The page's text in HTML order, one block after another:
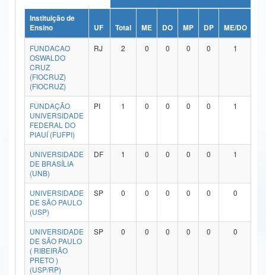
Ministério da Ciência, Tecnologia, Inovações e Comunicações
Ministério do Meio Ambiente
Ministério do Turismo
Ministério do Desenvolvimento Regional
Controladoria-Geral da União
Ministério da Mulher, da Família e dos Direitos Humanos
Secretaria-Geral
Secretaria de Governo
Gabinete de Segurança Institucional
Advocacia-Geral da União
Banco Central do Brasil
Instituição de
Ensino
UF Total ME DO MP DP ME/DO
FUNDACAO
OSWALDO
CRUZ
(FIOCRUZ)
(FIOCRUZ)
RJ 2 0 0 0 0 1
FUNDAÇÃO
UNIVERSIDADE
FEDERAL DO
PIAUÍ (FUFPI)
PI 1 0 0 0 0 1
UNIVERSIDADE
DE BRASÍLIA
(UNB)
DF 1 0 0 0 0 1
UNIVERSIDADE
DE SÃO PAULO
(USP)
SP 0 0 0 0 0 0
UNIVERSIDADE
DE SÃO PAULO
( RIBEIRÃO
PRETO )
(USP/RP)
SP 0 0 0 0 0 0